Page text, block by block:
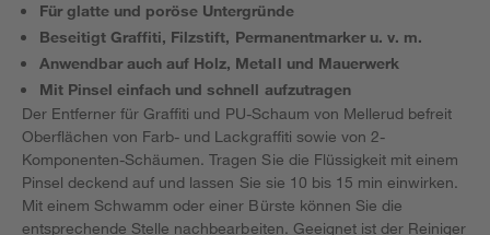
Für glatte und poröse Untergründe
Beseitigt Graffiti, Filzstift, Permanentmarker u. v. m.
Anwendbar auch auf Holz, Metall und Mauerwerk
Mit Pinsel einfach und schnell aufzutragen
Der Entferner für Graffiti und PU-Schaum von Mellerud befreit
Oberflächen von Farb- und Lackgraffiti sowie von 2-
Komponenten-Schäumen. Tragen Sie die Flüssigkeit mit einem
Pinsel deckend auf und lassen Sie sie 10 bis 15 min einwirken.
Mit einem Schwamm oder einer Bürste können Sie die
entsprechende Stelle nachbearbeiten. Geeignet ist der Reiniger